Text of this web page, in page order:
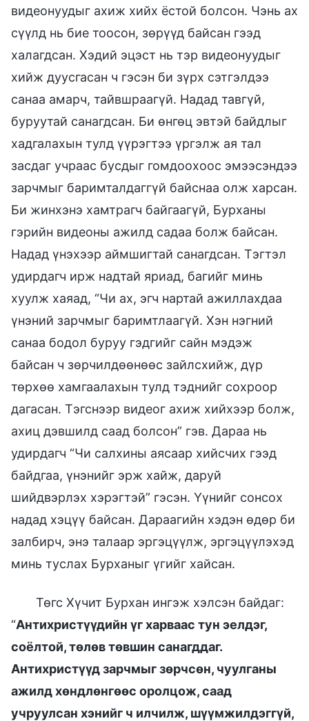
видеонуудыг ахиж хийх ёстой болсон. Чэнь ах
сүүлд нь бие тоосон, зөрүүд байсан гээд
халагдсан. Хэдий эцэст нь тэр видеонуудыг
хийж дуусгасан ч гэсэн би зүрх сэтгэлдээ
санаа амарч, тайвшраагүй. Надад тавгүй,
буруутай санагдсан. Би өнгөц эвтэй байдлыг
хадгалахын тулд үүрэгтээ үргэлж ая тал
засдаг учраас бусдыг гомдоохоос эмээсэндээ
зарчмыг баримталдаггүй байснаа олж харсан.
Би жинхэнэ хамтрагч байгаагүй, Бурханы
гэрийн видеоны ажилд садаа болж байсан.
Надад үнэхээр аймшигтай санагдсан. Тэгтэл
удирдагч ирж надтай яриад, багийг минь
хуулж хаяад, “Чи ах, эгч нартай ажиллахдаа
үнэний зарчмыг баримтлаагүй. Хэн нэгний
санаа бодол буруу гэдгийг сайн мэдэж
байсан ч зөрчилдөөнөөс зайлсхийж, дүр
төрхөө хамгаалахын тулд тэднийг сохроор
дагасан. Тэгснээр видеог ахиж хийхээр болж,
ахиц дэвшилд саад болсон” гэв. Дараа нь
удирдагч “Чи салхины аясаар хийсчих гээд
байдгаа, үнэнийг эрж хайж, даруй
шийдвэрлэх хэрэгтэй” гэсэн. Үүнийг сонсох
надад хэцүү байсан. Дараагийн хэдэн өдөр би
залбирч, энэ талаар эргэцүүлж, эргэцүүлэхэд
минь туслах Бурханыг үгийг хайсан.
Төгс Хүчит Бурхан ингэж хэлсэн байдаг:
“Антихристүүдийн үг харваас тун эелдэг,
соёлтой, төлөв төвшин санагддаг.
Антихристүүд зарчмыг зөрчсөн, чуулганы
ажилд хөндлөнгөөс оролцож, саад
учруулсан хэнийг ч илчилж, шүүмжилдэггүй,